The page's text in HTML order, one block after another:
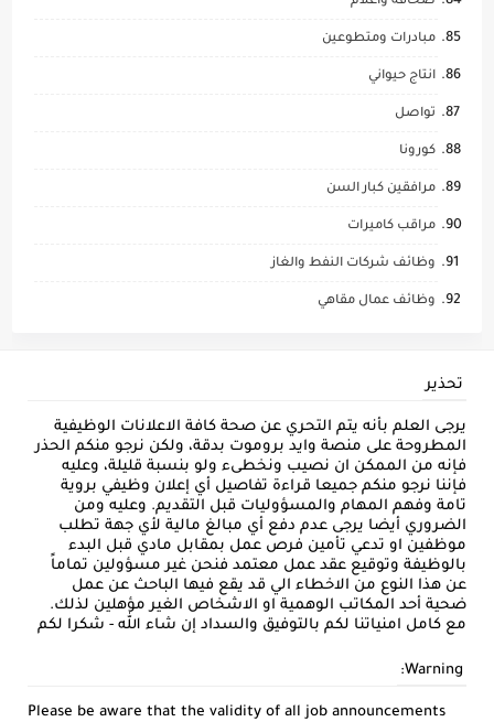
مبادرات ومتطوعين
انتاج حيواني
تواصل
كورونا
مرافقين كبار السن
مراقب كاميرات
وظائف شركات النفط والغاز
وظائف عمال مقاهي
تحذير
يرجى العلم بأنه يتم التحري عن صحة كافة الاعلانات الوظيفية
المطروحة على منصة وايد بروموت بدقة، ولكن نرجو منكم الحذر
فإنه من الممكن ان نصيب ونخطىء ولو بنسبة قليلة، وعليه
فإننا نرجو منكم جميعا قراءة تفاصيل أي إعلان وظيفي بروية
تامة وفهم المهام والمسؤوليات قبل التقديم. وعليه ومن
الضروري أيضا يرجى عدم دفع أي مبالغ مالية لأي جهة تطلب
موظفين او تدعي تأمين فرص عمل بمقابل مادي قبل البدء
بالوظيفة وتوقيع عقد عمل معتمد فنحن غير مسؤولين تماماً
عن هذا النوع من الاخطاء الي قد يقع فيها الباحث عن عمل
ضحية أحد المكاتب الوهمية او الاشخاص الغير مؤهلين لذلك.
مع كامل امنياتنا لكم بالتوفيق والسداد إن شاء الله - شكرا لكم
Warning:
Please be aware that the validity of all job announcements